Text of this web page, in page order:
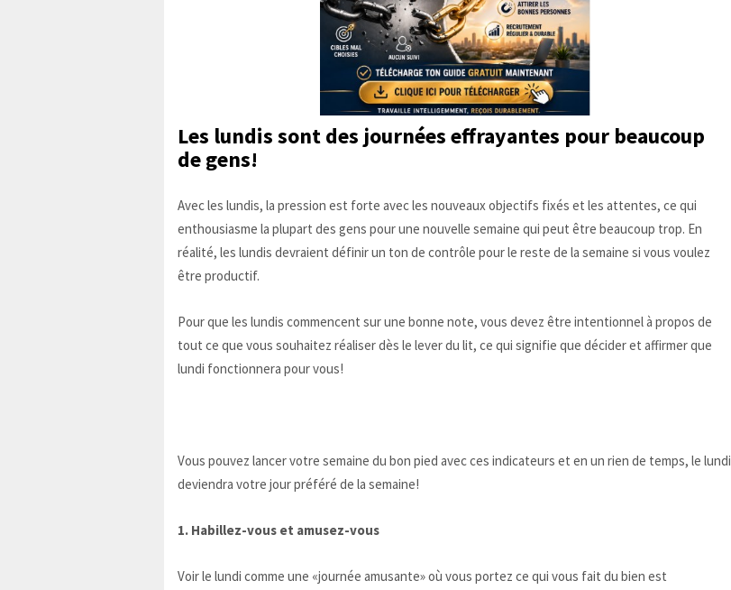
Les lundissont des journées effrayantes pour beaucoup
de gens!
Avec les lundis, la pression est forte avec les nouveaux objectifs fixés et les attentes, ce qui
enthousiasme la plupart des gens pour une nouvelle semaine qui peut être beaucoup trop. En
réalité, les lundis devraient définir un ton de contrôle pour le reste de la semaine si vous voulez
être productif.
Pour que les lundis commencent sur une bonne note, vous devez être intentionnel à propos de
tout ce que vous souhaitez réaliser dès le lever du lit, ce qui signifie que décider et affirmer que
lundi fonctionnera pour vous!
Vous pouvez lancer votre semaine du bon pied avec ces indicateurs et en un rien de temps, le lundi
deviendra votre jour préféré de la semaine!
1. Habillez-vous et amusez-vous
Voir le lundi comme une «journée amusante» où vous portez ce qui vous fait du bien est